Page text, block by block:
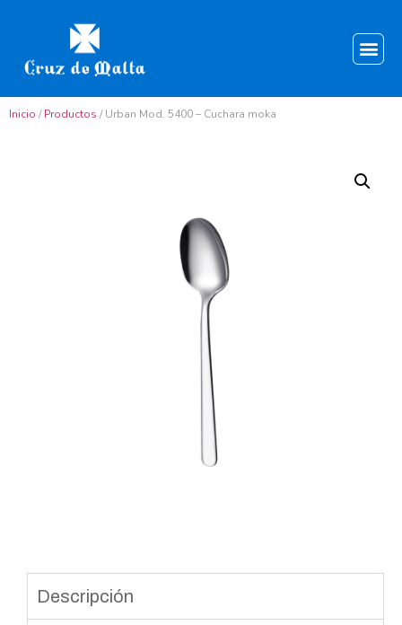
Inicio /Productos / Urban Mod. 5400 – Cuchara moka
Descripción